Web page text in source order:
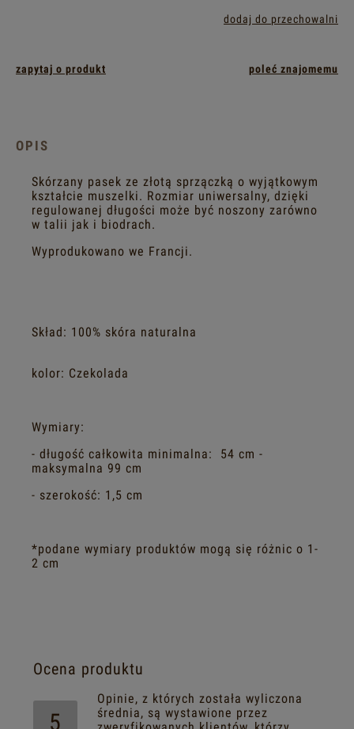
dodaj do przechowalni
zapytaj o produkt poleć znajomemu
OPIS
Skórzany pasek ze złotą sprzączką o wyjątkowym
kształcie muszelki. Rozmiar uniwersalny, dzięki
regulowanej długości może być noszony zarówno
w talii jak i biodrach.
Wyprodukowano we Francji.
Skład: 100% skóra naturalna
kolor: Czekolada
Wymiary:
- długość całkowita minimalna: 54 cm -
maksymalna 99 cm
- szerokość: 1,5 cm
*podane wymiary produktów mogą się różnic o 1-
2 cm
Ocena produktu
5
Opinie, z których została wyliczona
średnia, są wystawione przez